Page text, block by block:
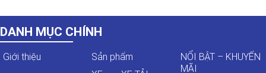
DANH MỤC CHÍNH
Giới thiệu
Sản phẩm
NỔI BẬT – KHUYẾN
MÃI